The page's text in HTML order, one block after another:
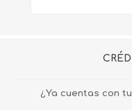
¿Ya cuentas con